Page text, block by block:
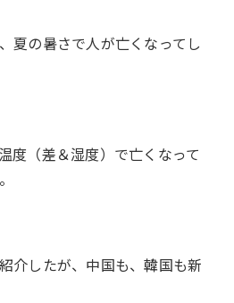
夏の暑さで人が亡くなってし
度（差＆湿度）で亡くなって
介したが、中国も、韓国も新